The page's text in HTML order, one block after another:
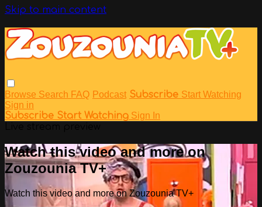
Skip to main content
Browse Search FAQ Podcast Subscribe Start Watching
Sign in
Subscribe Start Watching Sign In
Watch this video and more on
Zouzounia TV+
Watch this video and more on Zouzounia TV+